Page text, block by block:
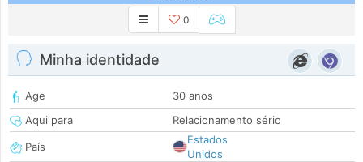
0
Minha identidade
Age
30 anos
Aqui para
Relacionamento sério
País
Estados
Unidos